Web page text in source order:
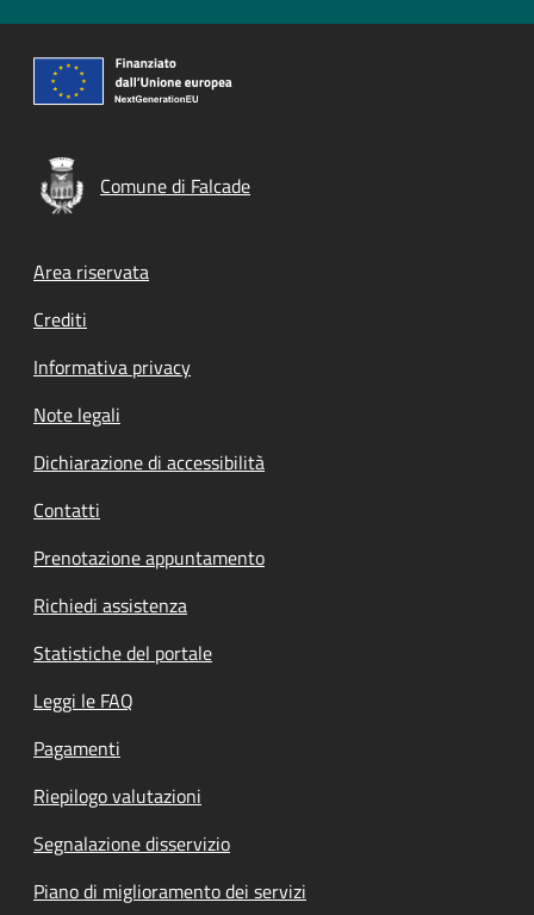
Comune di Falcade
Footer menu
Area riservata
Crediti
Informativa privacy
Note legali
Dichiarazione di accessibilità
Contatti
Prenotazione appuntamento
Richiedi assistenza
Statistiche del portale
Leggi le FAQ
Pagamenti
Riepilogo valutazioni
Segnalazione disservizio
Piano di miglioramento dei servizi